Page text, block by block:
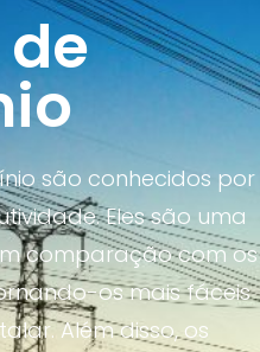
são conhecidos por
Eles são uma
comparação com os
os mais fáceis
Além disso, os